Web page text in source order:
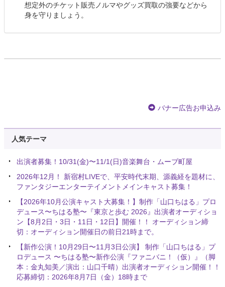
想定外のチケット販売ノルマやグッズ買取の強要などから
身を守りましょう。
バナー広告お申込み
人気テーマ
出演者募集！10/31(金)〜11/1(日)音楽舞台・ムーブ町屋
2026年12月！ 新宿村LIVEで、平安時代末期、源義経を題材に、
ファンタジーエンターテイメントメインキャスト募集！
【2026年10月公演キャスト大募集！】制作「山口ちはる」プロ
デュース〜ちはる塾〜『東京と歩む 2026』出演者オーディショ
ン【8月2日・3日・11日・12日】開催！！ オーディション締
切：オーディション開催日の前日21時まで。
【新作公演！10月29日〜11月3日公演】 制作「山口ちはる」プ
ロデュース 〜ちはる塾〜新作公演『ファニバニ！（仮）』（脚
本：金丸知美／演出：山口千晴）出演者オーディション開催！！
応募締切：2026年8月7日（金）18時まで